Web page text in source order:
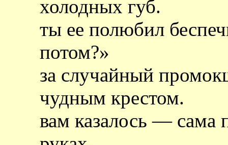
холодных губ.
ты ее полюбил
потом?»
за случайный
чудным крестом.
вам казалось — сама